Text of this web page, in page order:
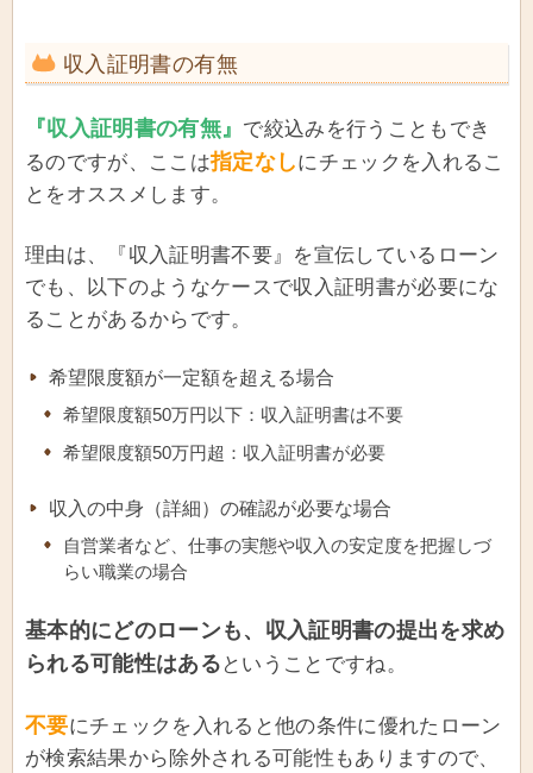
収入証明書の有無
『収入証明書の有無』 で絞込みを行うこともでき
るのですが、ここは指定なしにチェックを入れるこ
とをオススメします。
理由は、『収入証明書不要』を宣伝しているローン
でも、以下のようなケースで収入証明書が必要にな
ることがあるからです。
希望限度額が一定額を超える場合
希望限度額50万円以下：収入証明書は不要
希望限度額50万円超：収入証明書が必要
収入の中身（詳細）の確認が必要な場合
自営業者など、仕事の実態や収入の安定度を把握しづ
らい職業の場合
基本的にどのローンも、収入証明書の提出を求め
られる可能性はある ということですね。
不要にチェックを入れると他の条件に優れたローン
が検索結果から除外される可能性もありますので、